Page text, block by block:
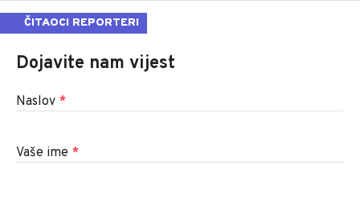
ČITAOCI REPORTERI
Dojavite nam vijest
Naslov *
Vaše ime *